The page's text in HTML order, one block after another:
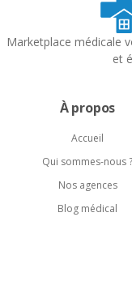
Marketplace médicale
et
À propos
Accueil
Qui sommes-nous ?
Nos agences
Blog médical